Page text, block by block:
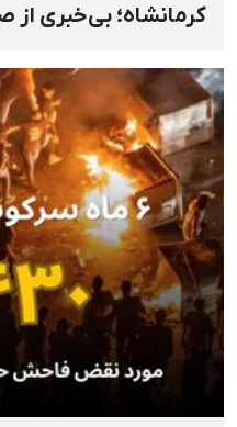
کرمانشاه؛
بازداشتگاه‌های